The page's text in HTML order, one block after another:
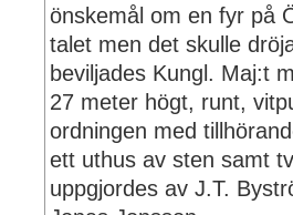
önskemål om en fyr på
talet men det skulle
beviljades Kungl. Maj:t
27 meter högt, runt,
ordningen med
ett uthus av sten samt
uppgjordes av J.T.